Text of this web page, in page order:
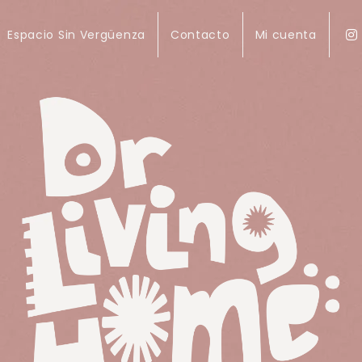
Espacio Sin Vergüenza Contacto Mi cuenta